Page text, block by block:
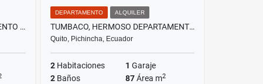
GRANDA CENTENO, DEPARTAMENTO EN VENTA, 109.64M2
DEPARTAMENTO ALQUILER
TUMBACO, HERMOSO DEPARTAMENTO EN RENTA, 2 HABITACIONES, 87 M2
Quito, Pichincha, Ecuador
2 Habitaciones 1 Garaje
2 Baños 87Área m2